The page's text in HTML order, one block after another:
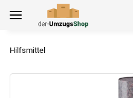
Hilfsmittel